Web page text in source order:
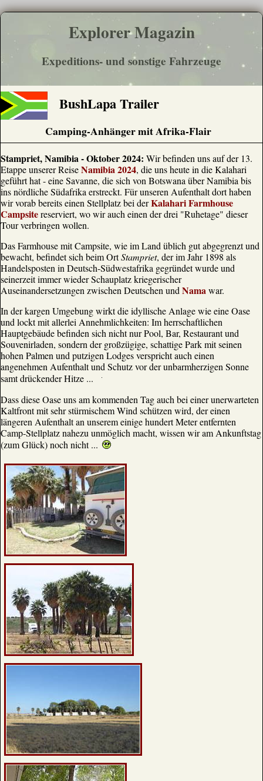
Explorer Magazin
Expeditions- und sonstige Fahrzeuge
BushLapa Trailer
Camping-Anhänger mit Afrika-Flair
Stampriet, Namibia - Oktober 2024: Wir befinden uns auf der 13.
Etappe unserer ReiseNamibia 2024, die uns heute in die Kalahari
geführt hat - eine Savanne, die sich von Botswana über Namibia bis
ins nördliche Südafrika erstreckt. Für unseren Aufenthalt dort haben
wir vorab bereits einen Stellplatz bei derKalahari Farmhouse
Campsitereserviert, wo wir auch einen der drei "Ruhetage" dieser
Tour verbringen wollen.
Das Farmhouse mit Campsite, wie im Land üblich gut abgegrenzt und
bewacht, befindet sich beim OrtStampriet, der im Jahr 1898 als
Handelsposten in Deutsch-Südwestafrika gegründet wurde und
seinerzeit immer wieder Schauplatz kriegerischer
Auseinandersetzungen zwischen Deutschen und Namawar.
In der kargen Umgebung wirkt die idyllische Anlage wie eine Oase
und lockt mit allerlei Annehmlichkeiten: Im herrschaftlichen
Hauptgebäude befinden sich nicht nur Pool, Bar, Restaurant und
Souvenirladen, sondern der großzügige, schattige Park mit seinen
hohen Palmen und putzigen Lodges verspricht auch einen
angenehmen Aufenthalt und Schutz vor der unbarmherzigen Sonne
samt drückender Hitze ...
Dass diese Oase uns am kommenden Tag auch bei einer unerwarteten
Kaltfront mit sehr stürmischem Wind schützen wird, der einen
längeren Aufenthalt an unserem einige hundert Meter entfernten
Camp-Stellplatz nahezu unmöglich macht, wissen wir am Ankunftstag
(zum Glück) noch nicht ...